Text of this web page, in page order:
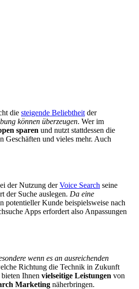
die steigende Beliebtheit der
können überzeugen. Wer im
sparen und nutzt stattdessen die
Geschäften und vieles mehr. Auch
der Nutzung derVoice Search seine
der Suche auslegen. Da eine
potentieller Kunde beispielsweise nach
Apps erfordert also Anpassungen
wenn es an ausreichenden
Richtung die Technik in Zukunft
Ihnen vielseitige Leistungen von
Marketing näherbringen.